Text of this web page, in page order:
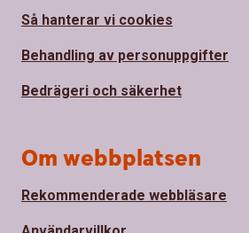
Så hanterar vi cookies
Behandling av personuppgifter
Bedrägeri och säkerhet
Om webbplatsen
Rekommenderade webbläsare